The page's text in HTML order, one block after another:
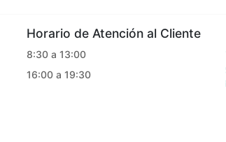
Horario de Atención al Cliente
8:30 a 13:00
16:00 a 19:30